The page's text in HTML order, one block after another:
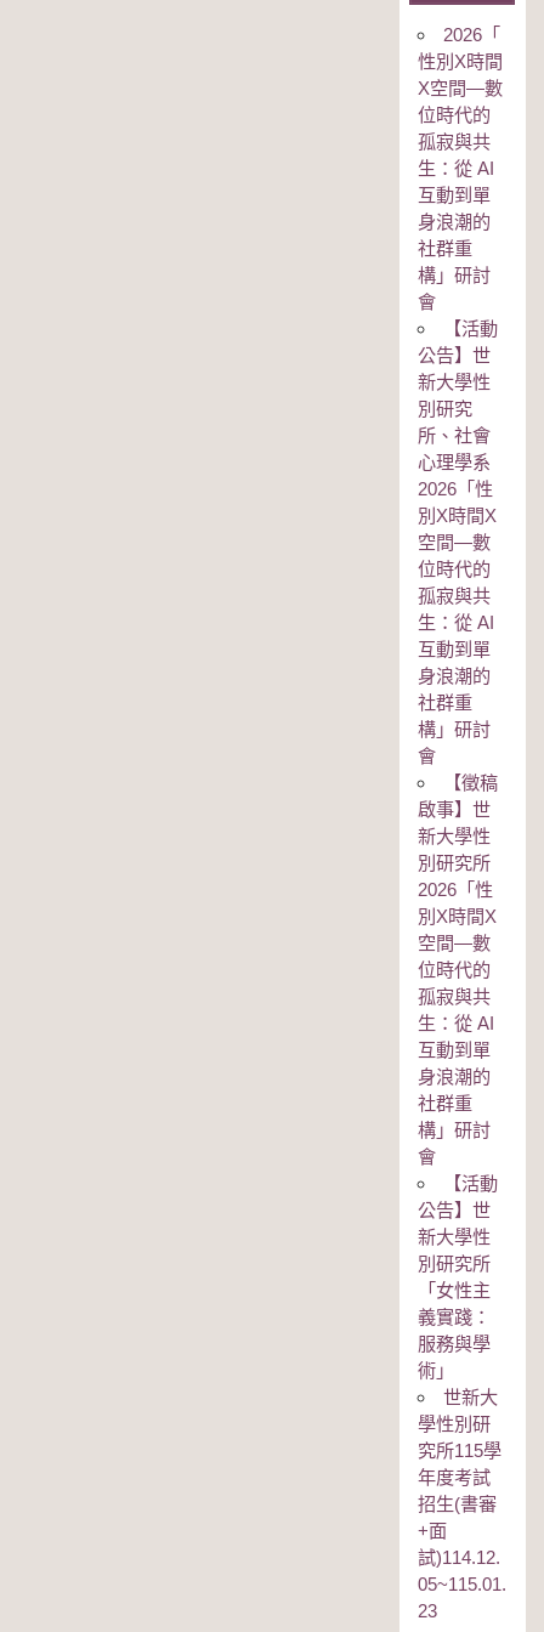
2026「
性別Χ時間
Χ空間—數
位時代的
孤寂與共
生：從 AI
互動到單
身浪潮的
社群重
構」研討
會
【活動
公告】世
新大學性
別研究
所、社會
心理學系
2026「性
別Χ時間Χ
空間—數
位時代的
孤寂與共
生：從 AI
互動到單
身浪潮的
社群重
構」研討
會
【徵稿
啟事】世
新大學性
別研究所
2026「性
別Χ時間Χ
空間—數
位時代的
孤寂與共
生：從 AI
互動到單
身浪潮的
社群重
構」研討
會
【活動
公告】世
新大學性
別研究所
「女性主
義實踐：
服務與學
術」
世新大
學性別研
究所115學
年度考試
招生(書審
+面
試)114.12.
05~115.01.
23